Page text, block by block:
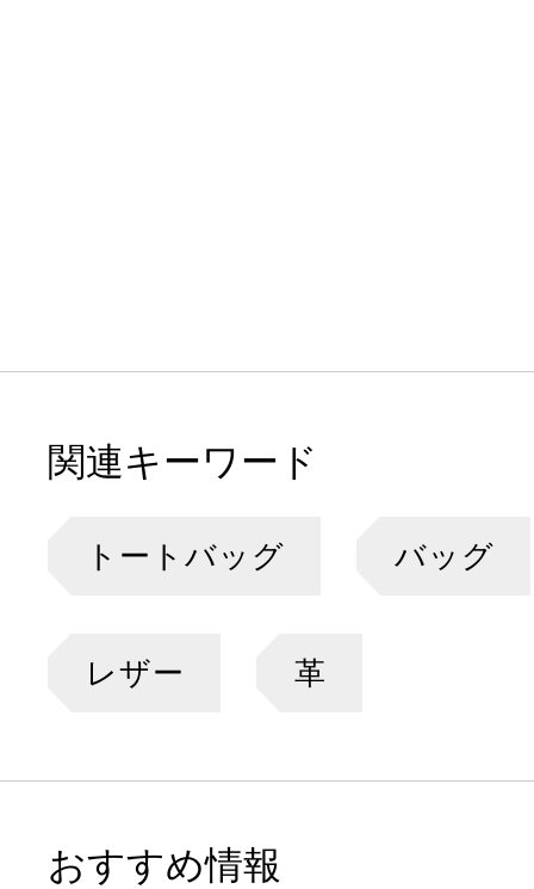
関連キーワード
トートバッグ バッグ
レザー 革
おすすめ情報